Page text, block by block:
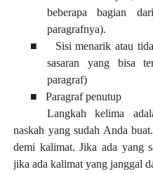
beberapa bagian
paragrafnya).
■
Sisi menarik atau
sasaran yang bisa
paragraf)
■
Paragraf penutup
Langkah kelima
naskah yang sudah Anda
demi kalimat. Jika ada yang
jika ada kalimat yang janggal